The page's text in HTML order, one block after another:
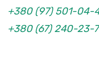
+380 (97) 501-04-
+380 (67) 240-23-